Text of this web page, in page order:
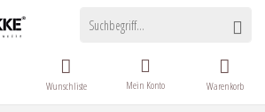
Warenkorb
Wunschliste Mein Konto